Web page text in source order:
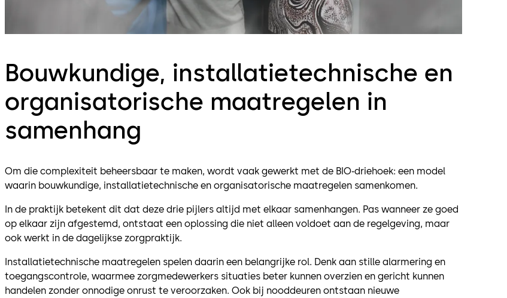
Bouwkundige, installatietechnische en
organisatorische maatregelen in
samenhang
Om die complexiteit beheersbaar te maken, wordt vaak gewerkt met de BIO‑driehoek: een model
waarin bouwkundige, installatietechnische en organisatorische maatregelen samenkomen.
In de praktijk betekent dit dat deze drie pijlers altijd met elkaar samenhangen. Pas wanneer ze goed
op elkaar zijn afgestemd, ontstaat een oplossing die niet alleen voldoet aan de regelgeving, maar
ook werkt in de dagelijkse zorgpraktijk.
Installatietechnische maatregelen spelen daarin een belangrijke rol. Denk aan stille alarmering en
toegangscontrole, waarmee zorgmedewerkers situaties beter kunnen overzien en gericht kunnen
handelen zonder onnodige onrust te veroorzaken. Ook bij nooddeuren ontstaan nieuwe